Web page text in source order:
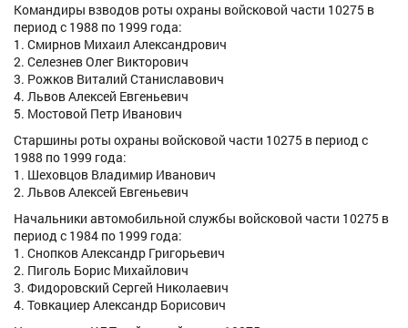
Командиры взводов роты охраны войсковой части 10275 в
период с 1988 по 1999 года:
1. Смирнов Михаил Александрович
2. Селезнев Олег Викторович
3. Рожков Виталий Станиславович
4. Львов Алексей Евгеньевич
5. Мостовой Петр Иванович
Старшины роты охраны войсковой части 10275 в период с
1988 по 1999 года:
1. Шеховцов Владимир Иванович
2. Львов Алексей Евгеньевич
Начальники автомобильной службы войсковой части 10275 в
период с 1984 по 1999 года:
1. Снопков Александр Григорьевич
2. Пиголь Борис Михайлович
3. Фидоровский Сергей Николаевич
4. Товкациер Александр Борисович